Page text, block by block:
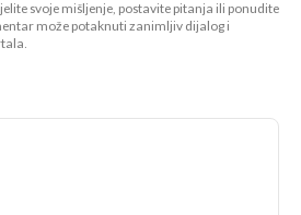
svoje mišljenje, postavite pitanja ili ponudite
može potaknuti zanimljiv dijalog i